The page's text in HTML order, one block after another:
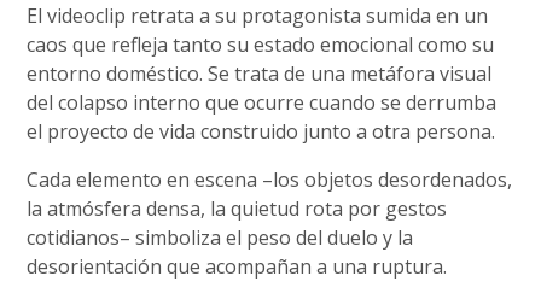
El videoclip retrata a su protagonista sumida en un
caos que refleja tanto su estado emocional como su
entorno doméstico. Se trata de una metáfora visual
del colapso interno que ocurre cuando se derrumba
el proyecto de vida construido junto a otra persona.
Cada elemento en escena –los objetos desordenados,
la atmósfera densa, la quietud rota por gestos
cotidianos– simboliza el peso del duelo y la
desorientación que acompañan a una ruptura.